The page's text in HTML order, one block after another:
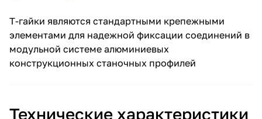
Т-гайки являются стандартными крепежными
элементами для надежной фиксации соединений в
модульной системе алюминиевых
конструкционных станочных профилей
Технические характеристики